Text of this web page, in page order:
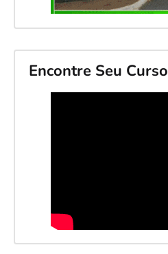
Encontre Seu Curso